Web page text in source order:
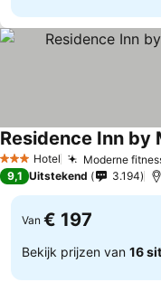
3 SterrenHotel Moderne
9,1 Uitstekend 3.194
Van € 197
Bekijk prijzen van 16